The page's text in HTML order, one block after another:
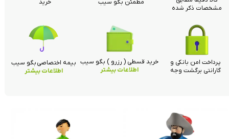
مشخصات ذکر شده
مطمئن بگو سیب
خرید
خرید قسطی ( رزرو ) بگو سیب
اطلاعات بیشتر
پرداخت امن بانکی و
گارانتی برگشت وجه
بیمه اختصاصی بگو سیب
اطلاعات بیشتر